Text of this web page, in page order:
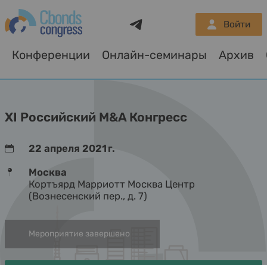
Конференции Онлайн-семинары Архив
Войти
XI Российский M&A Конгресс
22 апреля 2021 г.
Москва
Кортъярд Марриотт Москва Центр
(Вознесенский пер., д. 7)
Мероприятие завершено